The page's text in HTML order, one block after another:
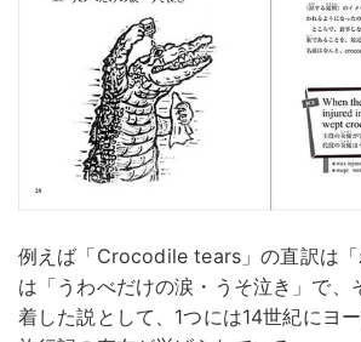
例えば「Crocodile tears」の直訳は
は「うわべだけの涙・うそ泣き」で、
着した説として、1つには14世紀にヨ